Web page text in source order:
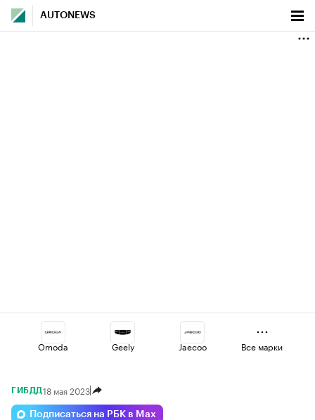
AUTONEWS
Omoda Geely Jaecoo
Changan
Все марки
ГИБДД 18 мая 2023
Подписаться на РБК в Max